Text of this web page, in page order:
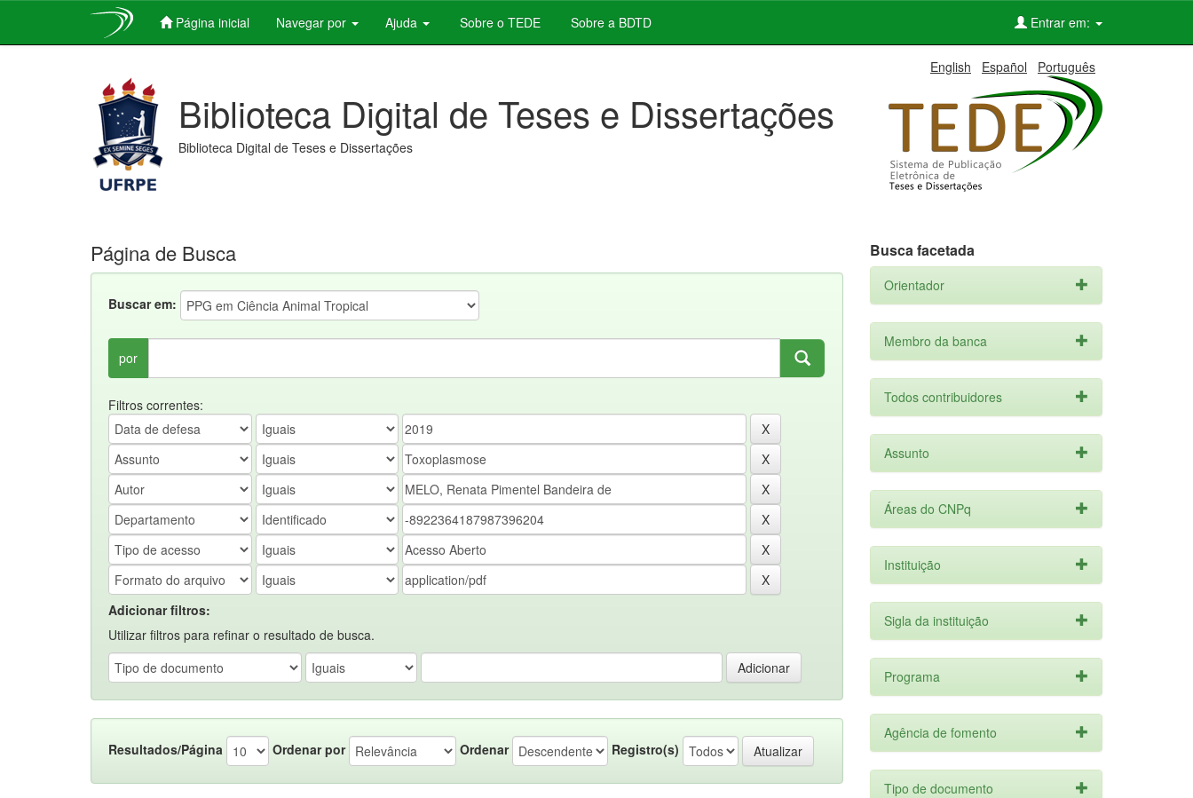
Página inicial Navegar por Ajuda Sobre o TEDE Sobre a BDTD Entrar em:
English Español Português
Biblioteca Digital de Teses e Dissertações
Biblioteca Digital de Teses e Dissertações
Página de Busca
Buscar em:
por
Filtros correntes:
Adicionar filtros:
Utilizar filtros para refinar o resultado de busca.
Resultados/Página Ordenar por Ordenar Registro(s)
Busca facetada
Orientador
Membro da banca
Todos contribuidores
Assunto
Áreas do CNPq
Instituição
Sigla da instituição
Programa
Agência de fomento
Tipo de documento